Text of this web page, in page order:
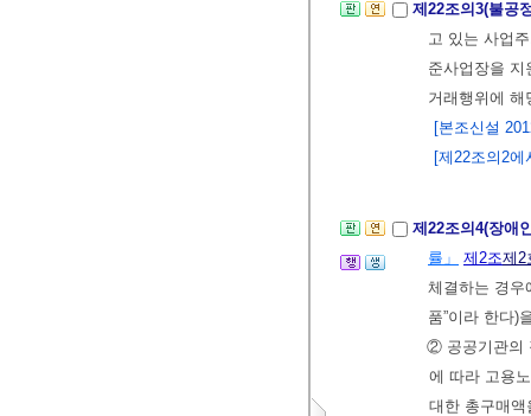
제22조의3(불공
고 있는 사업
준사업장을
거래행위에
[본조신설
[제22조의2
제22조의4(장애
률」
제2조제2
체결하는 경우
품”이라 한다)
② 공공기관의
에 따라 고용
대한 총구매